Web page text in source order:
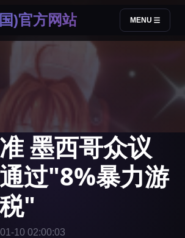
)官方网站 MENU
墨西哥众议
过"8%暴力游
"
10 02:00:03